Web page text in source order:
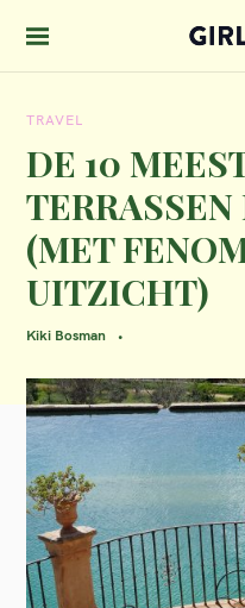
TRAVEL
DE 10
(MET
UITZICHT)
Kiki Bosman